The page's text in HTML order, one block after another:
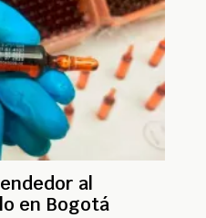
al
en Bogotá